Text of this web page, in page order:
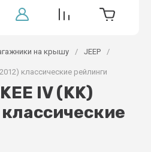
на крышу / JEEP
/
классические рейлинги
IV (KK)